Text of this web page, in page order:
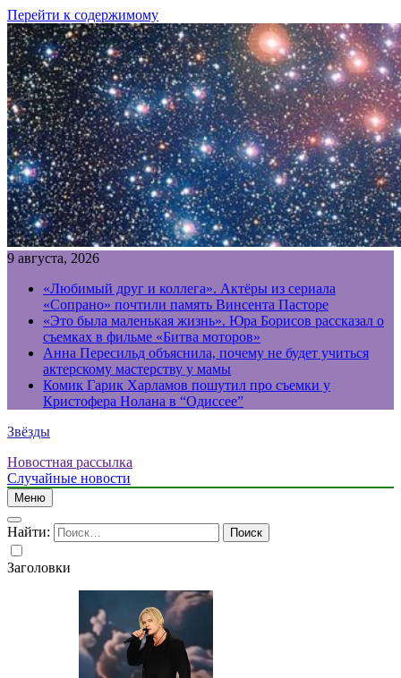
Перейти к содержимому
9 августа, 2026
«Любимый друг и коллега». Актёры из сериала
«Сопрано» почтили память Винсента Пасторе
«Это была маленькая жизнь». Юра Борисов рассказал о
съемках в фильме «Битва моторов»
Анна Пересильд объяснила, почему не будет учиться
актерскому мастерству у мамы
Комик Гарик Харламов пошутил про съемки у
Кристофера Нолана в “Одиссее”
Звёзды
Новостная рассылка
Случайные новости
Меню
Найти:
Заголовки